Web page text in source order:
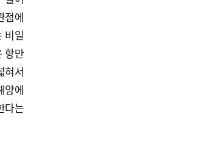
점에
비일
항만
혀서
양에
다는